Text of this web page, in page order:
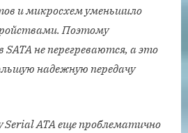
и микросхем уменьшило
Поэтому
не перегреваются, а это
надежную передачу
Serial ATA еще проблематично